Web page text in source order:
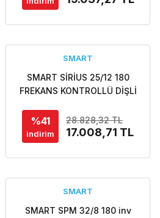
SMART
SMART SİRİUS 25/12 180
FREKANS KONTROLLÜ DİŞLİ
POMPASI
%41
indirim
28.828,32 TL
17.008,71 TL
SMART
SMART SPM 32/8 180 inv